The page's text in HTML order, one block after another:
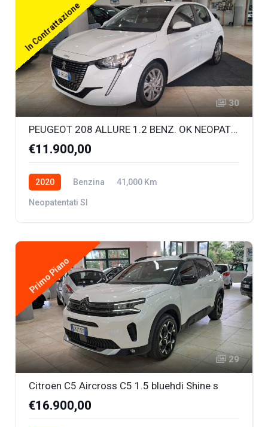
In Contrattazione
30
PEUGEOT 208 ALLURE 1.2 BENZ. OK NEOPATENTATI
€11.900,00
2020 Benzina 41,000 Km
Neopatentati SI
Primo Piano
29
Citroen C5 Aircross C5 1.5 bluehdi Shine s
€16.900,00